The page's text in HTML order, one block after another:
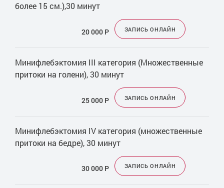
более 15 см.),30 минут
20 000 Р ЗАПИСЬ ОНЛАЙН
Минифлебэктомия III категория (Множественные
притоки на голени), 30 минут
25 000 Р ЗАПИСЬ ОНЛАЙН
Минифлебэктомия IV категория (множественные
притоки на бедре), 30 минут
30 000 Р ЗАПИСЬ ОНЛАЙН